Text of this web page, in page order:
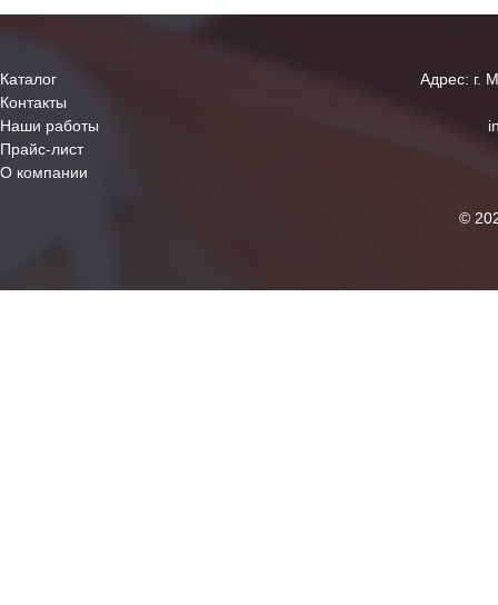
Каталог
Контакты
Наши работы
Прайс-лист
О компании
Адрес: г.
©